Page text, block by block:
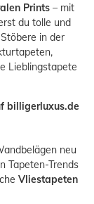
Prints – mit
du tolle und
in der
Lieblingstapete
billigerluxus.de
neu
Tapeten-Trends
Vliestapeten